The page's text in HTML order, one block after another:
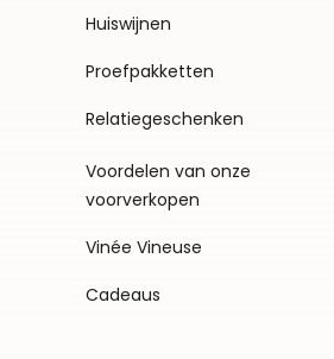
Huiswijnen
Proefpakketten
Relatiegeschenken
Voordelen van onze
voorverkopen
Vinée Vineuse
Cadeaus